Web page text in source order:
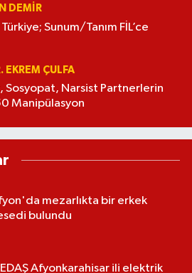
DEMİR
Sunum/Tanım FİL’ce
EKREM ÇULFA
Sosyopat, Narsist Partnerlerin
Manipülasyon
mezarlıkta bir erkek
bulundu
Afyonkarahisar ili elektrik